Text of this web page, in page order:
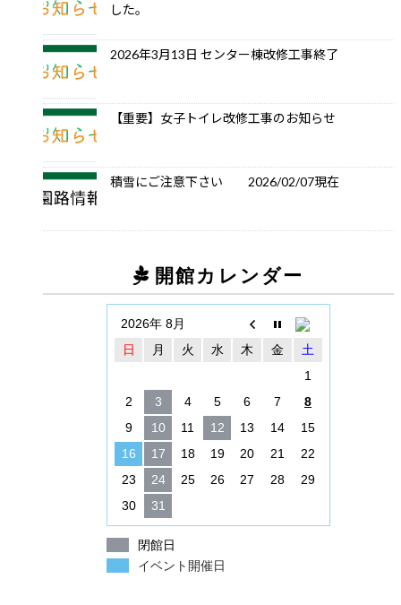
した。
2026年3月13日 センター棟改修工事終了
【重要】女子トイレ改修工事のお知らせ
積雪にご注意下さい 2026/02/07現在
開館カレンダー
2026年 8月
日
月 火 水 木 金
土
1
2
3 4 5 6 7
8
9
10 11 12 13 14
15
16
17 18 19 20 21
22
23
24 25 26 27 28
29
30
31
閉館日
イベント開催日